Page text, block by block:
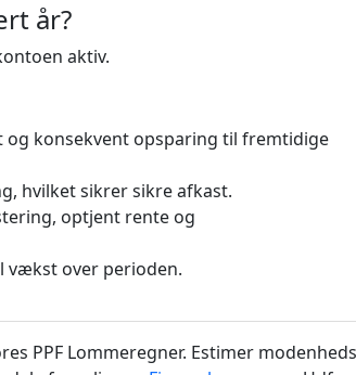
år?
aktiv.
konsekvent opsparing til fremtidige
hvilket sikrer sikre afkast.
optjent rente og
vækst over perioden.
PPF Lommeregner. Estimer